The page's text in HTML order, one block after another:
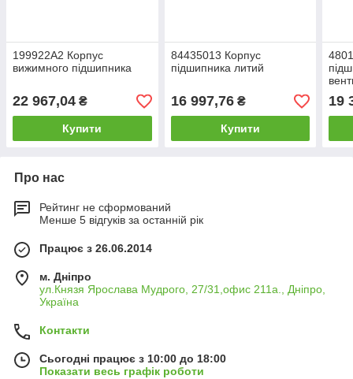
199922A2 Корпус
вижимного підшипника
22 967,04 ₴
Купити
84435013 Корпус
підшипника литий
16 997,76₴
Купити
19
Про нас
Рейтинг не сформований
Менше 5 відгуків за останній рік
Працює з 26.06.2014
м. Дніпро
ул.Князя Ярослава Мудрого, 27/31,офис 211а., Дніпро,
Україна
Контакти
Сьогодні працює з 10:00 до 18:00
Показати весь графік роботи